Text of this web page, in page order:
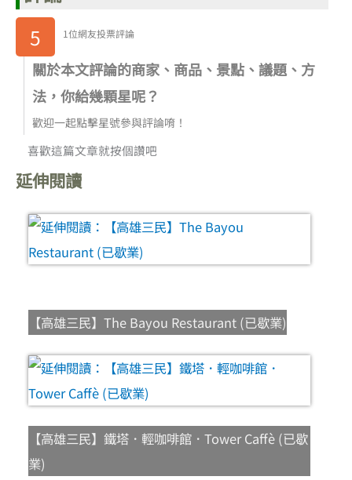
5
1位網友投票評論
關於本文評論的商家、商品、景點、議題、方
法，你給幾顆星呢？
歡迎一起點擊星號參與評論唷！
喜歡這篇文章就按個讚吧
延伸閱讀
【高雄三民】The Bayou Restaurant (已歇業)
【高雄三民】鐵塔．輕咖啡館．Tower Caffè (已歇
業)